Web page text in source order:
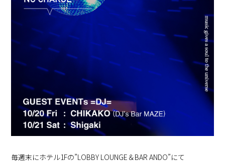
毎週末にホテル1Fの”LOBBY LOUNGE＆BAR ANDO”にて